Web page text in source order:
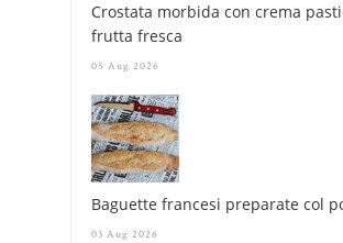
Crostata morbida con crema
frutta fresca
05 Aug 2026
Baguette francesi preparate col
03 Aug 2026